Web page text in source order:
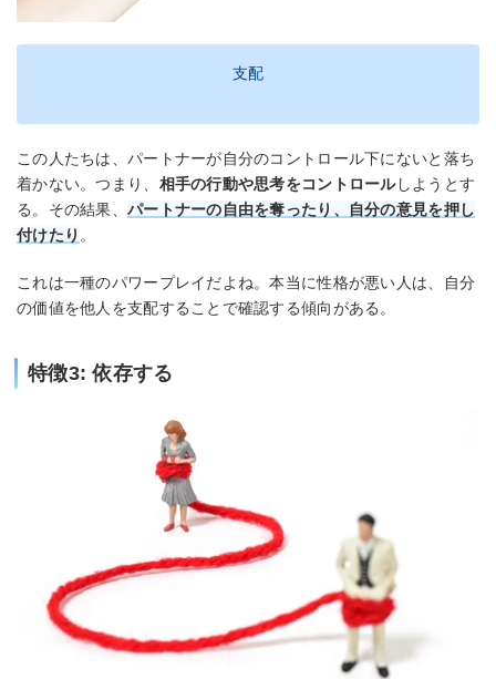
支配
この人たちは、パートナーが自分のコントロール下にないと落ち
着かない。つまり、 相手の行動や思考をコントロールしようとす
る。その結果、 パートナーの自由を奪ったり、自分の意見を押し
付けたり 。
これは一種のパワープレイだよね。本当に性格が悪い人は、自分
の価値を他人を支配することで確認する傾向がある。
特徴3: 依存する